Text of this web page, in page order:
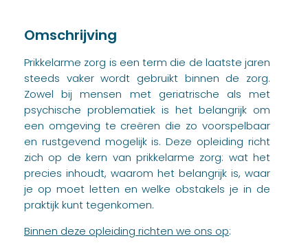
Omschrijving
Prikkelarme zorg is een term die de laatste jaren
steeds vaker wordt gebruikt binnen de zorg.
Zowel bij mensen met geriatrische als met
psychische problematiek is het belangrijk om
een omgeving te creëren die zo voorspelbaar
en rustgevend mogelijk is. Deze opleiding richt
zich op de kern van prikkelarme zorg: wat het
precies inhoudt, waarom het belangrijk is, waar
je op moet letten en welke obstakels je in de
praktijk kunt tegenkomen.
Binnen deze opleiding richten we ons op: